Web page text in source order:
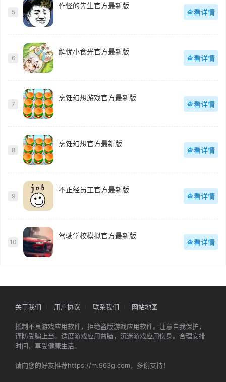
5
作怪的先生官方最新版
查看详情
6
解忧小食光官方最新版
查看详情
7
烹饪幻想游戏官方最新版
查看详情
8
烹饪幻想官方最新版
查看详情
9
不正经员工官方最新版
查看详情
10
驾驶学校模拟官方最新版
查看详情
关于我们 用户协议 联系我们 网站地图
抵制不良游戏应用软件，拒绝盗版游戏应用软件。注意自我保护，
谨防受骗上当。适度游戏应用益脑，沉迷游戏应用伤身。合理安排
时间，享受健康生活。
请向您的好友推荐https://m.963g.com，多谢支持！